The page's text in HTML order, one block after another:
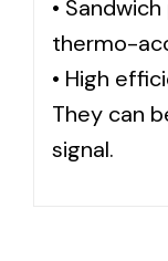
Solar
Variety of
•
thermo-
• High
They can
signal.